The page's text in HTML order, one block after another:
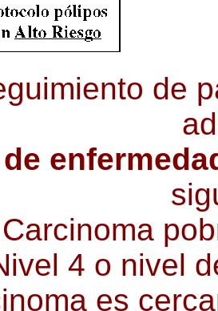
de
4 o nivel
es